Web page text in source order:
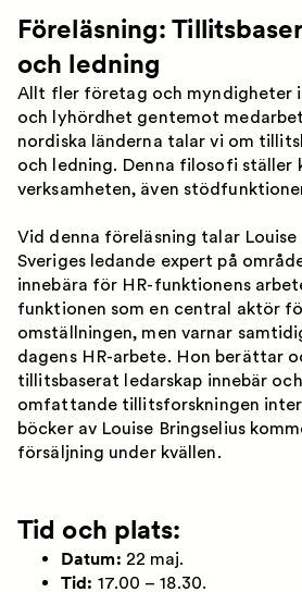
Föreläsning:
och ledning
Allt fler företag och myndigheter
och lyhördhet gentemot
nordiska länderna talar vi om
och ledning. Denna filosofi ställer
verksamheten, även
Vid denna föreläsning talar Louise
Sveriges ledande expert på
innebära för HR-funktionens
funktionen som en central aktör
omställningen, men varnar
dagens HR-arbete. Hon berättar
tillitsbaserat ledarskap innebär
omfattande tillitsforskningen
böcker av Louise Bringselius
försäljning under kvällen.
Tid och plats:
Datum: 22 maj.
Tid: 17.00 – 18.30.